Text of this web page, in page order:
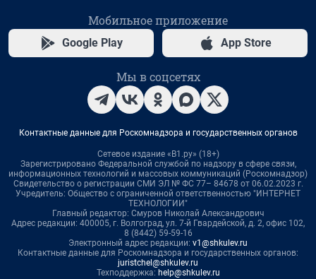
Мобильное приложение
Google Play App Store
Мы в соцсетях
Контактные данные для Роскомнадзора и государственных органов
Сетевое издание «В1.ру» (18+)
Зарегистрировано Федеральной службой по надзору в сфере связи,
информационных технологий и массовых коммуникаций (Роскомнадзор)
Свидетельство о регистрации СМИ ЭЛ № ФС 77– 84678 от 06.02.2023 г.
Учредитель: Общество с ограниченной ответственностью "ИНТЕРНЕТ
ТЕХНОЛОГИИ"
Главный редактор: Смуров Николай Александрович
Адрес редакции: 400005, г. Волгоград, ул. 7-й Гвардейской, д. 2, офис 102,
8 (8442) 59-59-16
Электронный адрес редакции: v1@shkulev.ru
Контактные данные для Роскомнадзора и государственных органов:
juristchel@shkulev.ru
Техподдержка: help@shkulev.ru